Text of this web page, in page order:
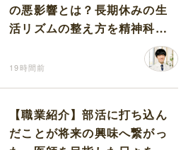
の悪影響とは？長期休みの生
活リズムの整え方を精神科医
19時間前
【職業紹介】部活に打ち込ん
だことが将来の興味へ繋がっ